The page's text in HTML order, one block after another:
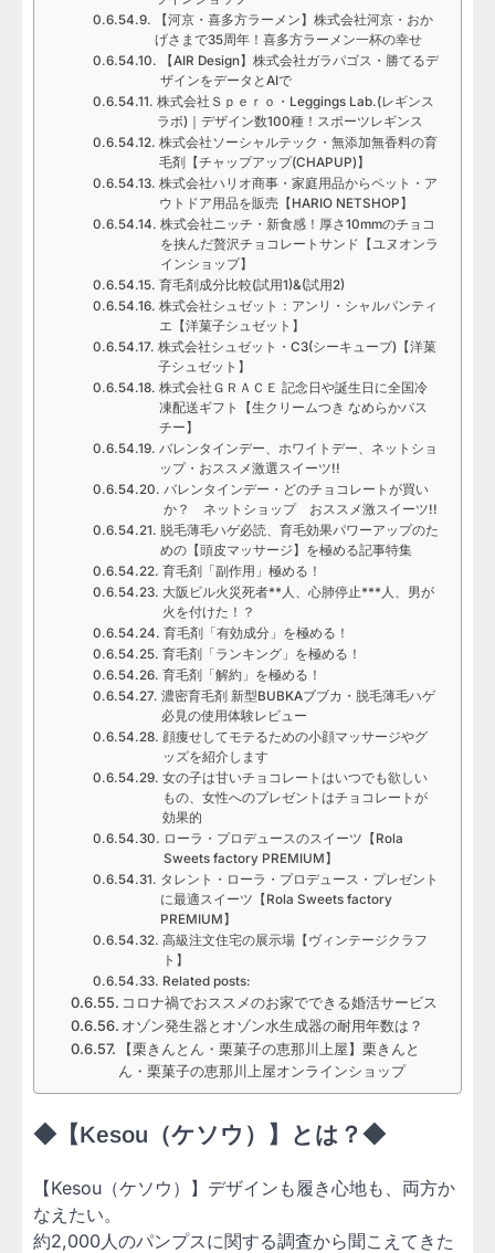
【河京・喜多方ラーメン】株式会社河京・おか
げさまで35周年！喜多方ラーメン一杯の幸せ
【AIR Design】株式会社ガラパゴス・勝てるデ
ザインをデータとAIで
株式会社Ｓｐｅｒｏ・Leggings Lab.(レギンス
ラボ)｜デザイン数100種！スポーツレギンス
株式会社ソーシャルテック・無添加無香料の育
毛剤【チャップアップ(CHAPUP)】
株式会社ハリオ商事・家庭用品からペット・ア
ウトドア用品を販売【HARIO NETSHOP】
株式会社ニッチ・新食感！厚さ10mmのチョコ
を挟んだ贅沢チョコレートサンド【ユヌオンラ
インショップ】
育毛剤成分比較(試用1)&(試用2)
株式会社シュゼット：アンリ・シャルパンティ
エ【洋菓子シュゼット】
株式会社シュゼット・C3(シーキューブ)【洋菓
子シュゼット】
株式会社ＧＲＡＣＥ 記念日や誕生日に全国冷
凍配送ギフト【生クリームつき なめらかバス
チー】
バレンタインデー、ホワイトデー、ネットショ
ップ・おススメ激選スイーツ!!
バレンタインデー・どのチョコレートが買い
か？ ネットショップ おススメ激スイーツ!!
脱毛薄毛ハゲ必読、育毛効果パワーアップのた
めの【頭皮マッサージ】を極める記事特集
育毛剤「副作用」極める！
大阪ビル火災死者**人、心肺停止***人、男が
火を付けた！？
育毛剤「有効成分」を極める！
育毛剤「ランキング」を極める！
育毛剤「解約」を極める！
濃密育毛剤 新型BUBKAブブカ・脱毛薄毛ハゲ
必見の使用体験レビュー
顔痩せしてモテるための小顔マッサージやグ
ッズを紹介します
女の子は甘いチョコレートはいつでも欲しい
もの、女性へのプレゼントはチョコレートが
効果的
ローラ・プロデュースのスイーツ【Rola
Sweets factory PREMIUM】
タレント・ローラ・プロデュース・プレゼント
に最適スイーツ【Rola Sweets factory
PREMIUM】
高級注文住宅の展示場【ヴィンテージクラフ
ト】
Related posts:
コロナ禍でおススメのお家でできる婚活サービス
オゾン発生器とオゾン水生成器の耐用年数は？
【栗きんとん・栗菓子の恵那川上屋】栗きんと
ん・栗菓子の恵那川上屋オンラインショップ
◆【Kesou（ケソウ）】とは？◆
【Kesou（ケソウ）】デザインも履き心地も、両方か
なえたい。
約2,000人のパンプスに関する調査から聞こえてきた